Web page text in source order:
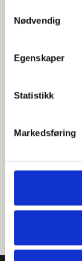
Nødvendig
Egenskaper
Statistikk
Markedsføring
Med en
Dan